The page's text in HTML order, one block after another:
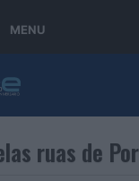
MENU
ruas de